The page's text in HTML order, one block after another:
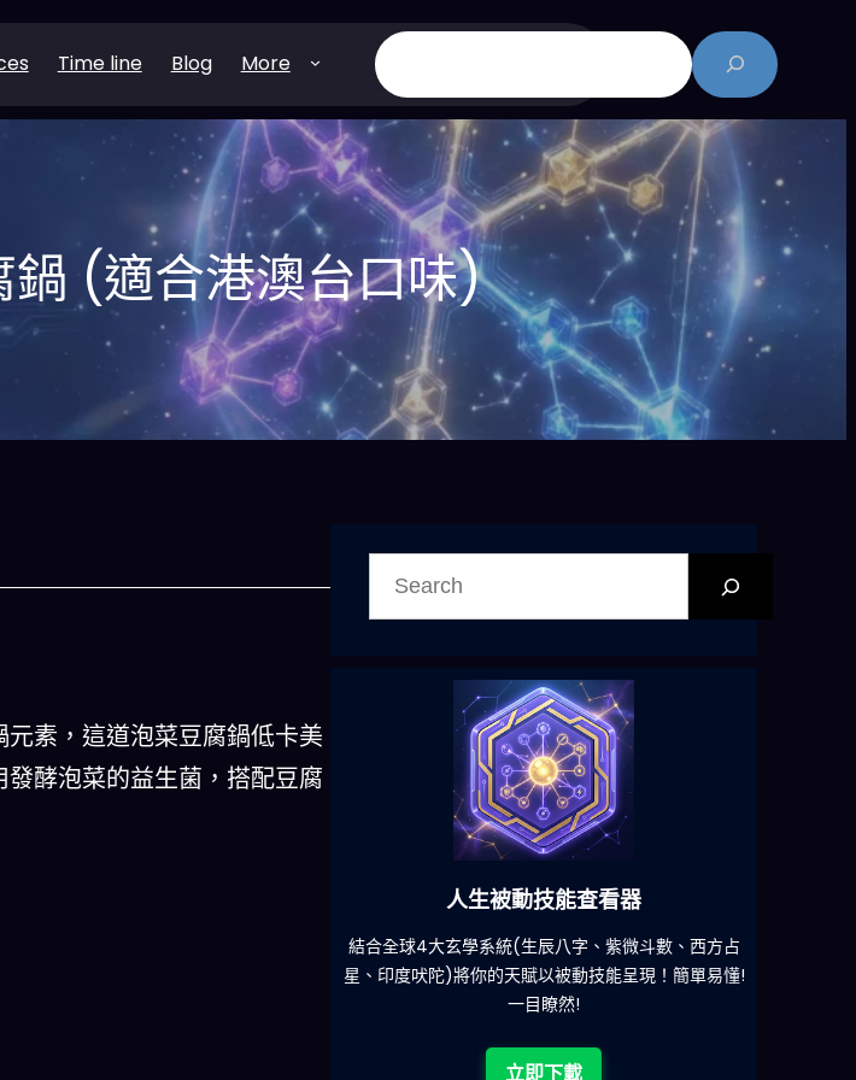
Time line Blog More
搜
尋
(適合港澳台口味)
素，這道泡菜豆腐鍋低卡美
酵泡菜的益生菌，搭配豆腐
人生被動技能查看器
結合全球4大玄學系統(生辰八字、紫微斗數、西方占
星、印度吠陀)將你的天賦以被動技能呈現！簡單易懂!
一目瞭然!
立即下載